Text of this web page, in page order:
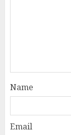
Name
Email